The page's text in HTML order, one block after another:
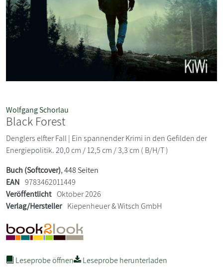
Wolfgang Schorlau
Black Forest
Denglers elfter Fall | Ein spannender Krimi in den Gefilden der
Energiepolitik. 20,0 cm / 12,5 cm / 3,3 cm ( B/H/T )
Buch (Softcover), 448 Seiten
EAN 9783462011449
Veröffentlicht Oktober 2026
Verlag/Hersteller Kiepenheuer & Witsch GmbH
Leseprobe öffnen
Leseprobe herunterladen